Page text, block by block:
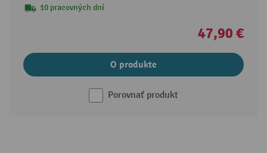
10 pracovných dní
47,90 €
O produkte
Porovnať produkt